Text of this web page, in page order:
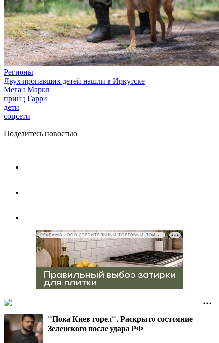
Регионы
Двух пропавших детей нашли в Иркутске
Меган Маркл
принц Гарри
дети
соцсети
Поделитесь новостью
РЕКЛАМА • ООО СТРОИТЕЛЬНЫЙ ТОРГОВЫЙ ДОМ «ПЕТРОВИЧ», ИНН 7802348846
"Пока Киев горел". Раскрыто состояние
Зеленского после удара РФ